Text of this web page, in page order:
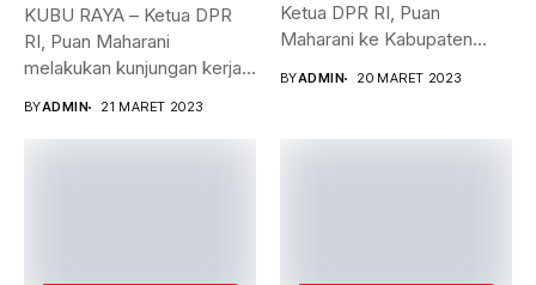
KUBU RAYA – Ketua DPR
RI, Puan Maharani
melakukan kunjungan kerja
BYADMIN 21 MARET 2023
Ketua DPR RI, Puan
Maharani ke Kabupaten
BYADMIN 20 MARET 2023